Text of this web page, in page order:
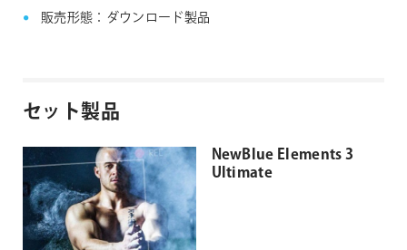
販売形態：ダウンロード製品
セット製品
NewBlue Elements 3
Ultimate